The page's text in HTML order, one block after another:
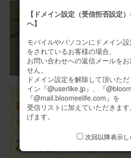
用途：
お悔やみ
お悔みとして知合いの方にお送り
で立派なお花が届きましたと感謝の
ました。
【お悔やみ・お供えの花】アレン
お悔やみ(ご遺族へ)カードカード
【ドメイン設定（受信拒否設定
へ】
モバイルやパソコンにドメイン設
をされているお客様の場合、
お問い合わせへの返信メールを
せん。
ドメイン設定を解除して頂いた
イン『@userlike.jp』、『
『@mail.bloomeelife.com』を
受信リストに加えていただきま
げます。
次回以降表示し